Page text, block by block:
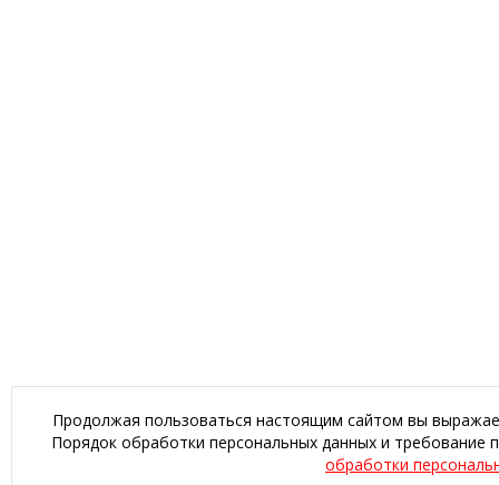
Продолжая пользоваться настоящим сайтом вы
Порядок обработки персональных данных и требование
обработки